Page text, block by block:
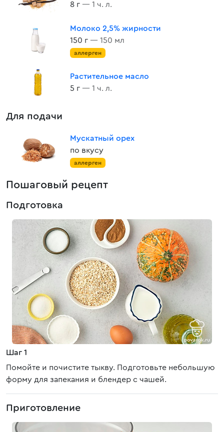
8 г — 1 ч. л.
Молоко 2,5% жирности
150 г — 150 мл
аллерген
Растительное масло
5 г — 1 ч. л.
Для подачи
Мускатный орех
по вкусу
аллерген
Пошаговый рецепт
Подготовка
Шаг 1
Помойте и почистите тыкву. Подготовьте небольшую
форму для запекания и блендер с чашей.
Приготовление